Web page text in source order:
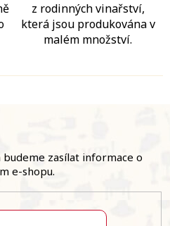
z rodinných vinařství,
která jsou produkována v
malém množství.
zasílat informace o
e-shopu.